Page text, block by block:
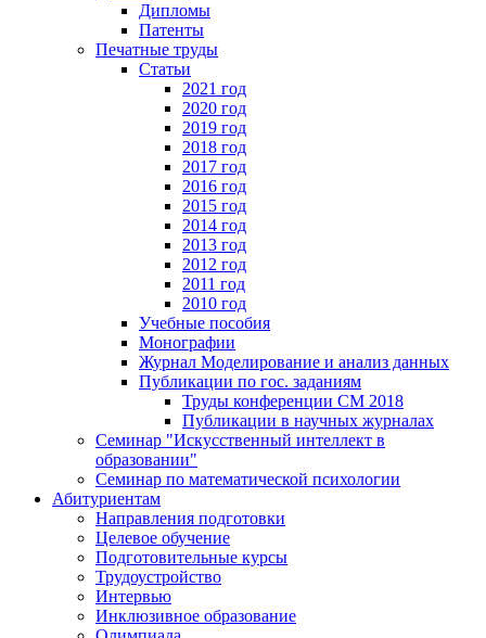
Дипломы
Патенты
Печатные труды
Статьи
2021 год
2020 год
2019 год
2018 год
2017 год
2016 год
2015 год
2014 год
2013 год
2012 год
2011 год
2010 год
Учебные пособия
Монографии
Журнал Моделирование и анализ данных
Публикации по гос. заданиям
Труды конференции CM 2018
Публикации в научных журналах
Семинар "Искусственный интеллект в
образовании"
Семинар по математической психологии
Абитуриентам
Направления подготовки
Целевое обучение
Подготовительные курсы
Трудоустройство
Интервью
Инклюзивное образование